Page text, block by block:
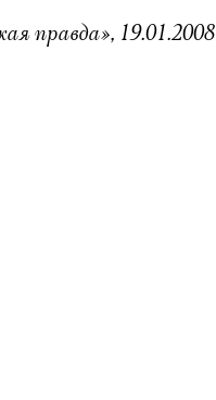
правда», 19.01.2008